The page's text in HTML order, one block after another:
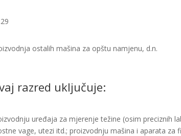
ostalih mašina za opštu namjenu, d.n.​
razred uključuje:
uređaja za mjerenje težine (osim preciznih
vage, utezi itd.; proizvodnju mašina i aparata